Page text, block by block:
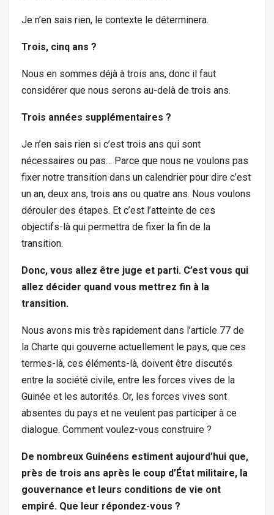
Je n’en sais rien, le contexte le déterminera.
Trois, cinq ans ?
Nous en sommes déjà à trois ans, donc il faut
considérer que nous serons au-delà de trois ans.
Trois années supplémentaires ?
Je n’en sais rien si c’est trois ans qui sont
nécessaires ou pas… Parce que nous ne voulons pas
fixer notre transition dans un calendrier pour dire c’est
un an, deux ans, trois ans ou quatre ans. Nous voulons
dérouler des étapes. Et c’est l’atteinte de ces
objectifs-là qui permettra de fixer la fin de la
transition.
Donc, vous allez être juge et parti. C’est vous qui
allez décider quand vous mettrez fin à la
transition.
Nous avons mis très rapidement dans l’article 77 de
la Charte qui gouverne actuellement le pays, que ces
termes-là, ces éléments-là, doivent être discutés
entre la société civile, entre les forces vives de la
Guinée et les autorités. Or, les forces vives sont
absentes du pays et ne veulent pas participer à ce
dialogue. Comment voulez-vous construire ?
De nombreux Guinéens estiment aujourd’hui que,
près de trois ans après le coup d’État militaire, la
gouvernance et leurs conditions de vie ont
empiré. Que leur répondez-vous ?